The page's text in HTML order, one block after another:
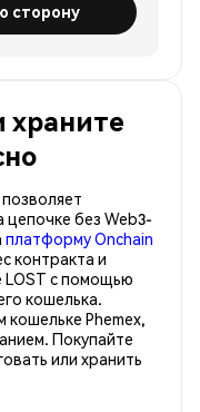
сторону
храните
позволяет
цепочке без Web3-
платформу Onchain
контракта и
LOST с помощью
кошелька.
Phemex,
Покупайте
или хранить